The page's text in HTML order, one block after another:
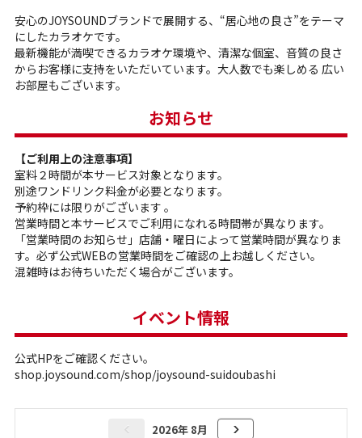
安心のJOYSOUNDブランドで展開する、“居心地の良さ”をテーマ
にしたカラオケです。
最新機能が満喫できるカラオケ環境や、清潔な個室、音質の良さ
からお客様に支持をいただいています。大人数でも楽しめる 広い
お部屋もございます。
お知らせ
【ご利用上の注意事項】
室料２時間が本サービス対象となります。
別途ワンドリンク料金が必要となります。
予約枠には限りがございます 。
営業時間と本サービスでご利用になれる時間帯が異なります。
「営業時間のお知らせ」店舗・曜日によって営業時間が異なりま
す。必ず公式WEBの営業時間をご確認の上お越しください。
混雑時はお待ちいただく場合がございます。
イベント情報
公式HPをご確認ください。
shop.joysound.com/shop/joysound-suidoubashi
2026年 8月